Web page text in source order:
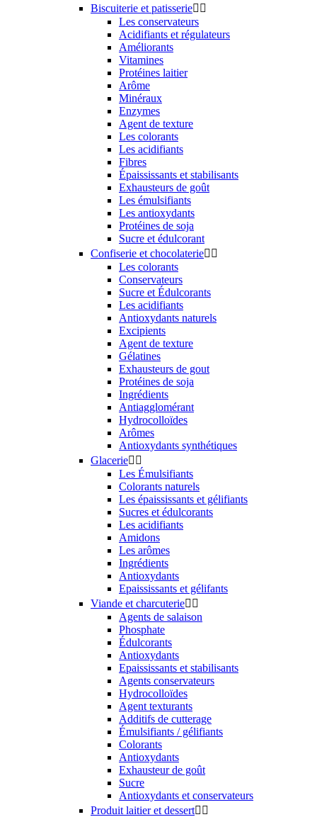
Biscuiterie et patisserie 
Les conservateurs
Acidifiants et régulateurs
Améliorants
Vitamines
Protéines laitier
Arôme
Minéraux
Enzymes
Agent de texture
Les colorants
Les acidifiants
Fibres
Épaississants et stabilisants
Exhausteurs de goût
Les émulsifiants
Les antioxydants
Protéines de soja
Sucre et édulcorant
Confiserie et chocolaterie 
Les colorants
Conservateurs
Sucre et Édulcorants
Les acidifiants
Antioxydants naturels
Excipients
Agent de texture
Gélatines
Exhausteurs de gout
Protéines de soja
Ingrédients
Antiagglomérant
Hydrocolloïdes
Arômes
Antioxydants synthétiques
Glacerie 
Les Émulsifiants
Colorants naturels
Les épaississants et gélifiants
Sucres et édulcorants
Les acidifiants
Amidons
Les arômes
Ingrédients
Antioxydants
Epaississants et gélifants
Viande et charcuterie 
Agents de salaison
Phosphate
Édulcorants
Antioxydants
Epaississants et stabilisants
Agents conservateurs
Hydrocolloïdes
Agent texturants
Additifs de cutterage
Émulsifiants / gélifiants
Colorants
Antioxydants
Exhausteur de goût
Sucre
Antioxydants et conservateurs
Produit laitier et dessert 